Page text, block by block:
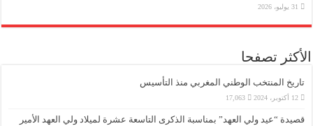
31 يوليو، 2026
الأكثر تصفحا
تاريخ المنتخب الوطني المغربي منذ التأسيس
12 أكتوبر، 2024 17,063
قصيدة “عيد ولي العهد” بمناسبة الذكرى التاسعة عشرة لميلاد ولي العهد الأمير